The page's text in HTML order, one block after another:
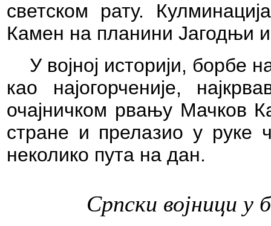
светском рату.
Камен на планини Јагодњи
У војној историји, борбе
као најогорченије,
очајничком рвању Мачков
стране и прелазио у руке
неколико пута на дан.
Српски војници